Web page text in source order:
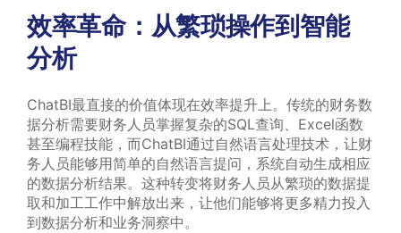
效率革命：从繁琐操作到智能
分析
ChatBI最直接的价值体现在效率提升上。传统的财务数
据分析需要财务人员掌握复杂的SQL查询、Excel函数
甚至编程技能，而ChatBI通过自然语言处理技术，让财
务人员能够用简单的自然语言提问，系统自动生成相应
的数据分析结果。这种转变将财务人员从繁琐的数据提
取和加工工作中解放出来，让他们能够将更多精力投入
到数据分析和业务洞察中。